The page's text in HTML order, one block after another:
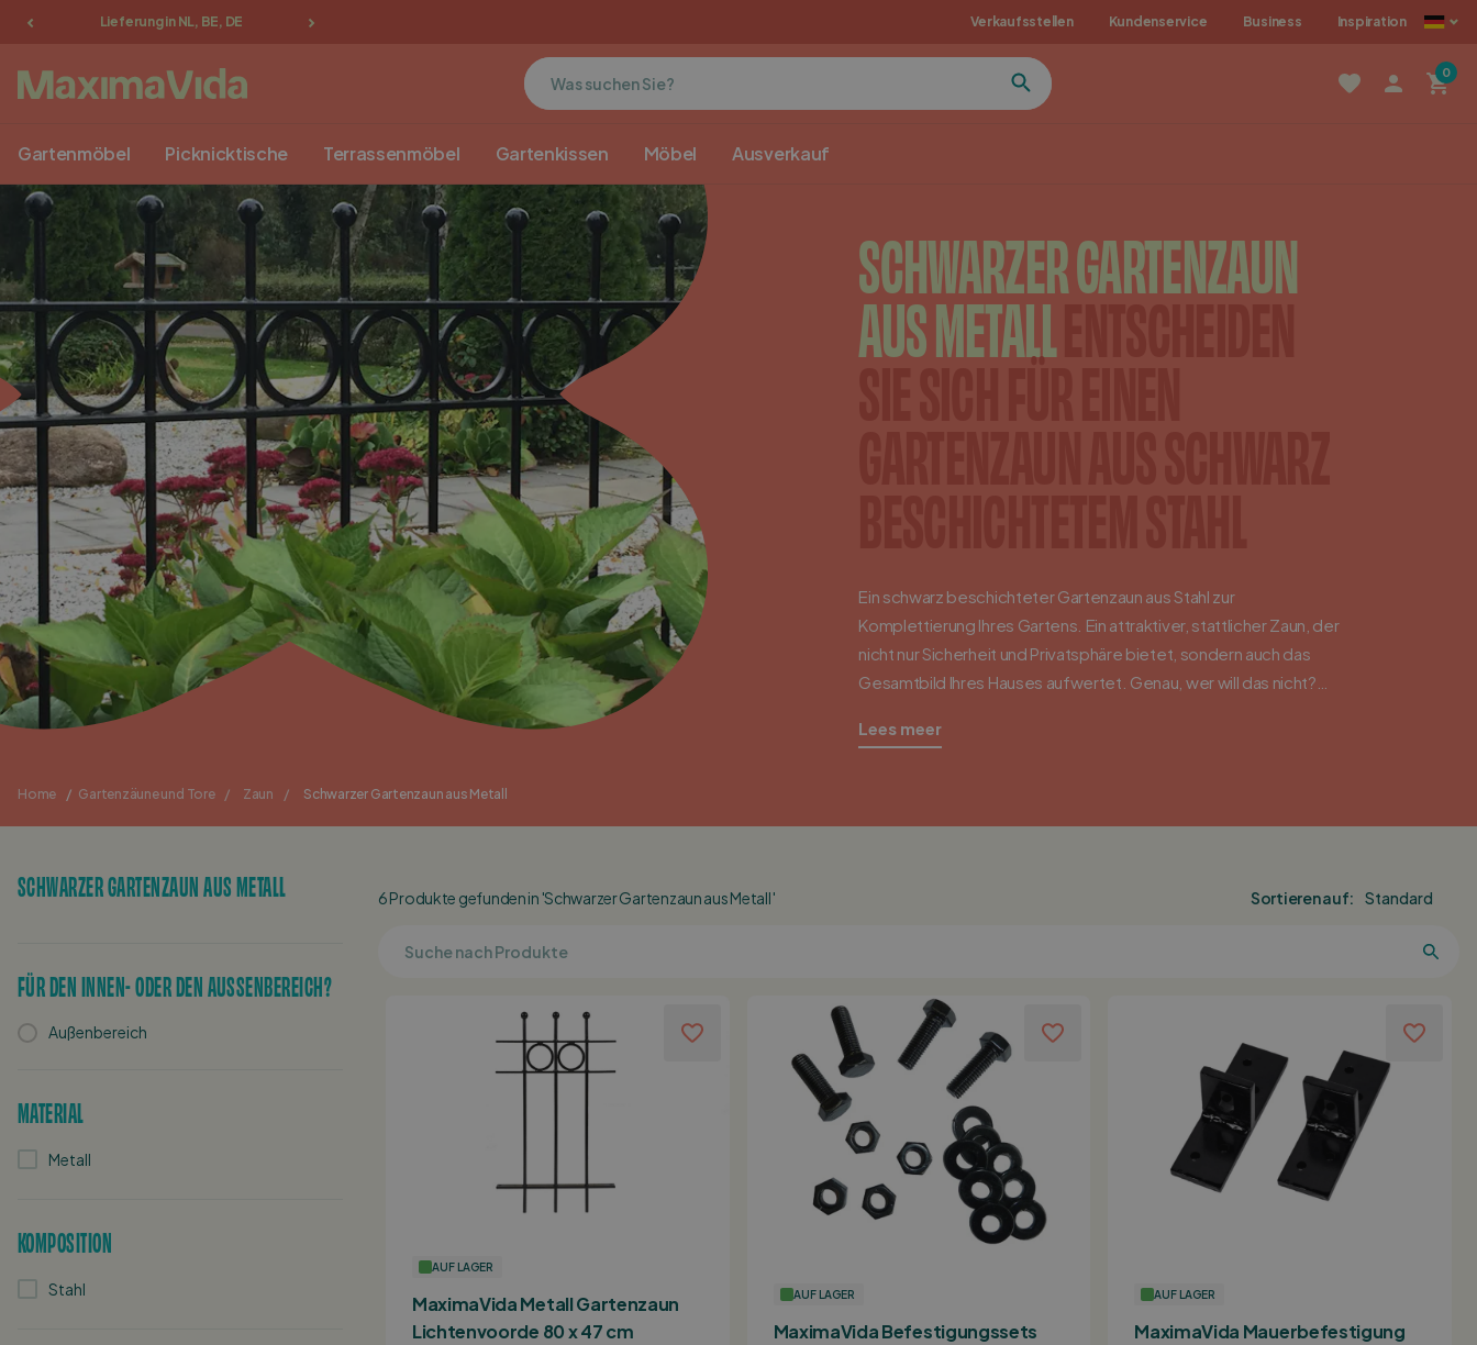
Lieferung in NL, BE, DE Verkaufsstellen Kundenservice Business Inspiration
0
Gartenmöbel Picknicktische Terrassenmöbel Gartenkissen Möbel Ausverkauf
SCHWARZER GARTENZAUN
AUS METALL
Ein schwarz beschichteter Gartenzaun aus Stahl zur
Komplettierung Ihres Gartens. Ein attraktiver, stattlicher Zaun, der
nicht nur Sicherheit und Privatsphäre bietet, sondern auch das
Gesamtbild Ihres Hauses aufwertet. Genau, wer will das nicht?
mit einem modernen Design. Entdecken Sie diesen schönen
Lees meer
Home / Gartenzäune und Tore / Zaun / Schwarzer Gartenzaun aus Metall
SCHWARZER GARTENZAUN AUS METALL
FÜR DEN INNEN- ODER DEN AUSSENBEREICH?
Außenbereich
MATERIAL
Metall
KOMPOSITION
Stahl
6 Produkte gefunden in 'Schwarzer Gartenzaun aus Metall ' Sortieren auf:
AUF LAGER
MaximaVida Metall Gartenzaun
Lichtenvoorde 80 x 47 cm
AUF LAGER
MaximaVida Befestigungssets
AUF LAGER
MaximaVida Mauerbefestigung